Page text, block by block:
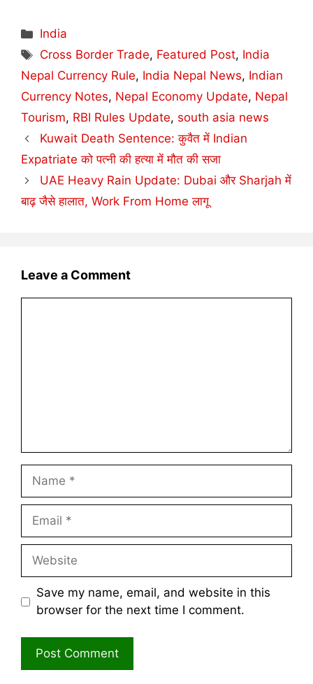
Categories
India
Tags
Cross Border Trade, Featured Post, India
Nepal Currency Rule, India Nepal News, Indian
Currency Notes, Nepal Economy Update, Nepal
Tourism, RBI Rules Update, south asia news
Kuwait Death Sentence: कुवैत में Indian
Expatriate को पत्नी की हत्या में मौत की सजा
UAE Heavy Rain Update: Dubai और Sharjah में
बाढ़ जैसे हालात, Work From Home लागू
Leave a Comment
Name
Email
Website
Save my name, email, and website in this
browser for the next time I comment.